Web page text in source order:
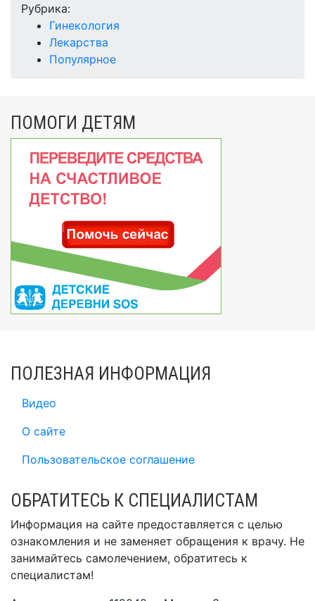
Рубрика:
Гинекология
Лекарства
Популярное
ПОМОГИ ДЕТЯМ
ПОЛЕЗНАЯ ИНФОРМАЦИЯ
Видео
О сайте
Пользовательское соглашение
ОБРАТИТЕСЬ К СПЕЦИАЛИСТАМ
Информация на сайте предоставляется с целью
ознакомления и не заменяет обращения к врачу. Не
занимайтесь самолечением, обратитесь к
специалистам!